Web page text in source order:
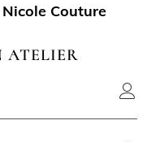
Nicole Couture
ATELIER